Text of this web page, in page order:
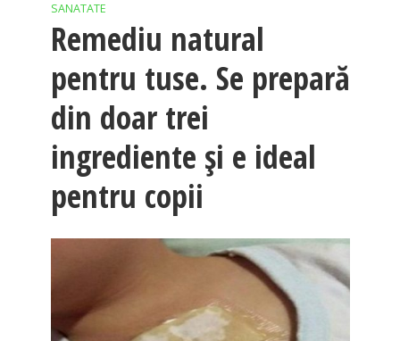
SANATATE
Remediu natural
pentru tuse. Se prepară
din doar trei
ingrediente și e ideal
pentru copii